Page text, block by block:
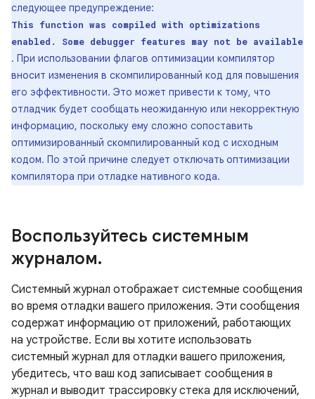
следующее предупреждение:
This function was compiled with optimizations
enabled. Some debugger features may not be available
. При использовании флагов оптимизации компилятор
вносит изменения в скомпилированный код для повышения
его эффективности. Это может привести к тому, что
отладчик будет сообщать неожиданную или некорректную
информацию, поскольку ему сложно сопоставить
оптимизированный скомпилированный код с исходным
кодом. По этой причине следует отключать оптимизации
компилятора при отладке нативного кода.
Воспользуйтесь системным
журналом.
Системный журнал отображает системные сообщения
во время отладки вашего приложения. Эти сообщения
содержат информацию от приложений, работающих
на устройстве. Если вы хотите использовать
системный журнал для отладки вашего приложения,
убедитесь, что ваш код записывает сообщения в
журнал и выводит трассировку стека для исключений,